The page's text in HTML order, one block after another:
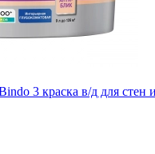
3 краска в/д для стен